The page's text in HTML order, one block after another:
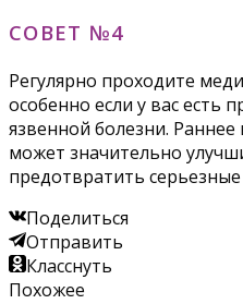
СОВЕТ №4
Регулярно проходите
особенно если у вас есть
язвенной болезни.
может значительно
предотвратить
Поделиться
Отправить
Класснуть
Похожее